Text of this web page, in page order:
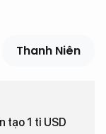
Thanh Niên
tạo 1 tỉ USD